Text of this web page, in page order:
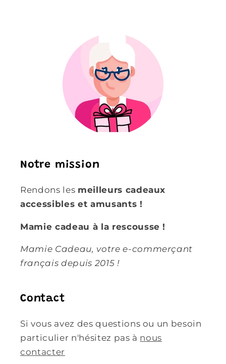
Notre mission
Rendons les meilleurs cadeaux
accessibles et amusants !
Mamie cadeau à la rescousse !
Mamie Cadeau, votre e-commerçant
français depuis 2015 !
Contact
Si vous avez des questions ou un besoin
particulier n'hésitez pas à nous
contacter